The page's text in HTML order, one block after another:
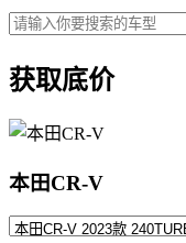
获取底价
本田CR-V